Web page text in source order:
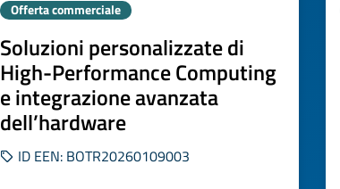
Offerta commerciale
Soluzioni personalizzate di
High-Performance Computing
e integrazione avanzata
dell’hardware
ID EEN: BOTR20260109003